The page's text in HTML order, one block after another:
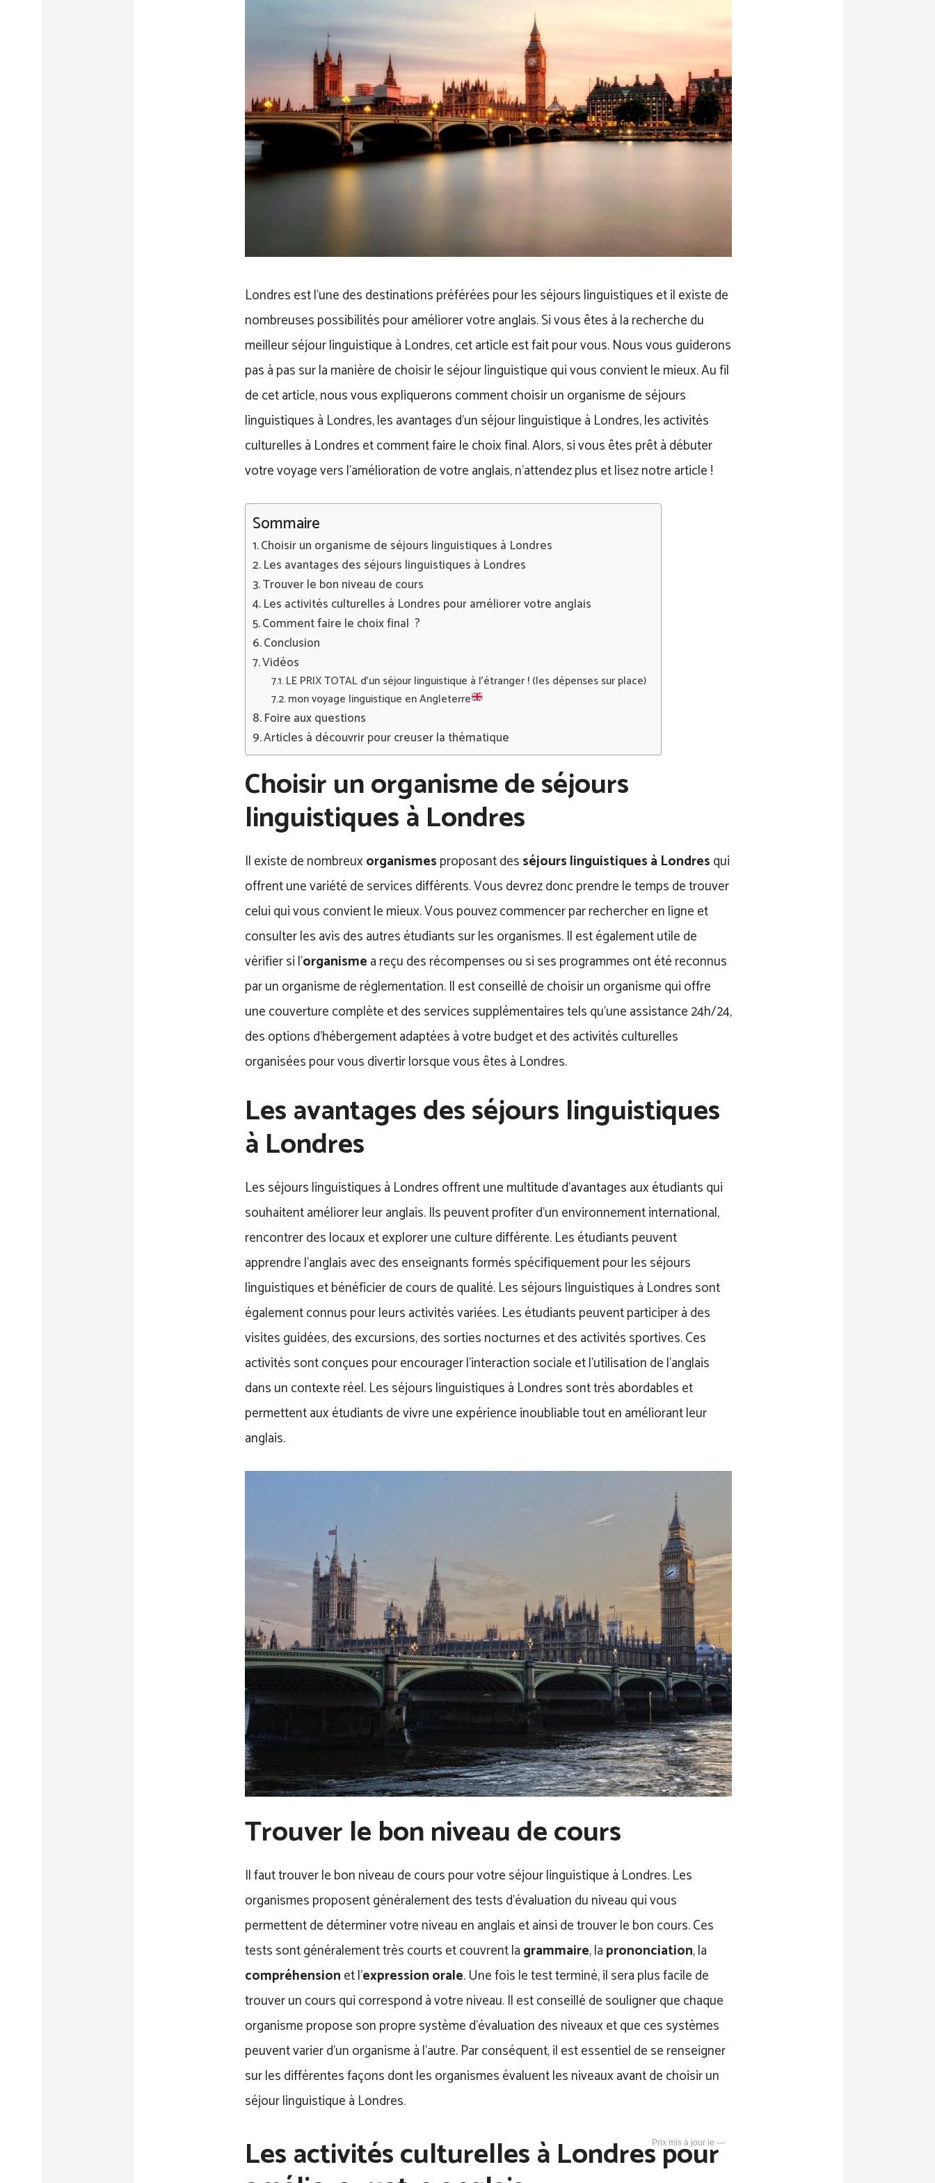
Londres est l’une des destinations préférées pour les séjours linguistiques et il existe de
nombreuses possibilités pour améliorer votre anglais. Si vous êtes à la recherche du
meilleur séjour linguistique à Londres, cet article est fait pour vous. Nous vous guiderons
pas à pas sur la manière de choisir le séjour linguistique qui vous convient le mieux. Au fil
de cet article, nous vous expliquerons comment choisir un organisme de séjours
linguistiques à Londres, les avantages d’un séjour linguistique à Londres, les activités
culturelles à Londres et comment faire le choix final. Alors, si vous êtes prêt à débuter
votre voyage vers l’amélioration de votre anglais, n’attendez plus et lisez notre article !
Sommaire
Choisir un organisme de séjours linguistiques à Londres
Les avantages des séjours linguistiques à Londres
Trouver le bon niveau de cours
Les activités culturelles à Londres pour améliorer votre anglais
Comment faire le choix final ?
Conclusion
Vidéos
LE PRIX TOTAL d’un séjour linguistique à l'étranger ! (les dépenses sur place)
mon voyage linguistique en Angleterre
Foire aux questions
Articles à découvrir pour creuser la thématique
Choisir un organisme de séjours
linguistiques à Londres
Il existe de nombreuxorganismesproposant desséjours linguistiques à Londresqui
offrent une variété de services différents. Vous devrez donc prendre le temps de trouver
celui qui vous convient le mieux. Vous pouvez commencer par rechercher en ligne et
consulter les avis des autres étudiants sur les organismes. Il est également utile de
vérifier si l’organismea reçu des récompenses ou si ses programmes ont été reconnus
par un organisme de réglementation. Il est conseillé de choisir un organisme qui offre
une couverture complète et des services supplémentaires tels qu’une assistance 24h/24,
des options d’hébergement adaptées à votre budget et des activités culturelles
organisées pour vous divertir lorsque vous êtes à Londres.
Les avantages des séjours linguistiques
à Londres
Les séjours linguistiques à Londres offrent une multitude d’avantages aux étudiants qui
souhaitent améliorer leur anglais. Ils peuvent profiter d’un environnement international,
rencontrer des locaux et explorer une culture différente. Les étudiants peuvent
apprendre l’anglais avec des enseignants formés spécifiquement pour les séjours
linguistiques et bénéficier de cours de qualité. Les séjours linguistiques à Londres sont
également connus pour leurs activités variées. Les étudiants peuvent participer à des
visites guidées, des excursions, des sorties nocturnes et des activités sportives. Ces
activités sont conçues pour encourager l’interaction sociale et l’utilisation de l’anglais
dans un contexte réel. Les séjours linguistiques à Londres sont très abordables et
permettent aux étudiants de vivre une expérience inoubliable tout en améliorant leur
anglais.
Trouver le bon niveau de cours
Il faut trouver le bon niveau de cours pour votre séjour linguistique à Londres. Les
organismes proposent généralement des tests d’évaluation du niveau qui vous
permettent de déterminer votre niveau en anglais et ainsi de trouver le bon cours. Ces
tests sont généralement très courts et couvrent lagrammaire, laprononciation, la
compréhensionet l’expression orale. Une fois le test terminé, il sera plus facile de
trouver un cours qui correspond à votre niveau. Il est conseillé de souligner que chaque
organisme propose son propre système d’évaluation des niveaux et que ces systèmes
peuvent varier d’un organisme à l’autre. Par conséquent, il est essentiel de se renseigner
sur les différentes façons dont les organismes évaluent les niveaux avant de choisir un
séjour linguistique à Londres.
—
Les activités culturelles à Londres pour